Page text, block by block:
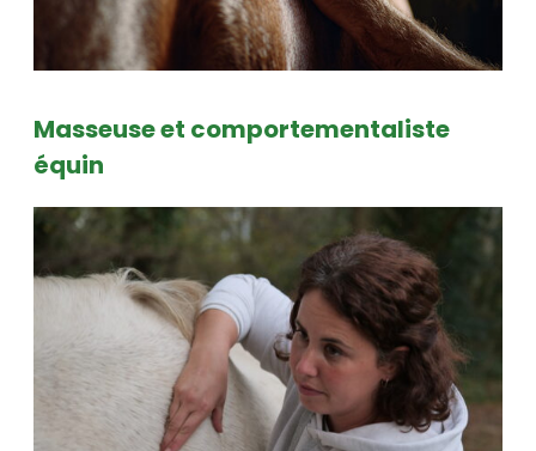
Masseuse et comportementaliste
équin